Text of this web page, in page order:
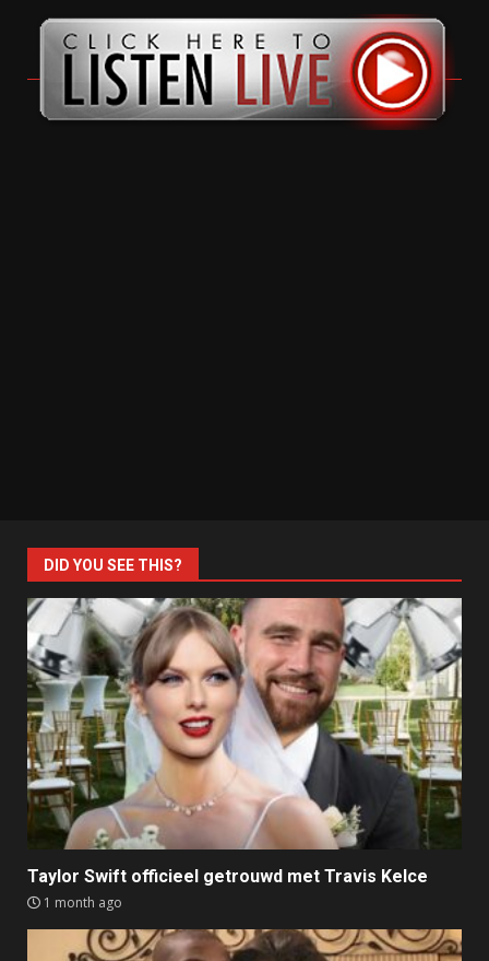
DID YOU SEE THIS?
Taylor Swift officieel getrouwd met Travis Kelce
1 month ago